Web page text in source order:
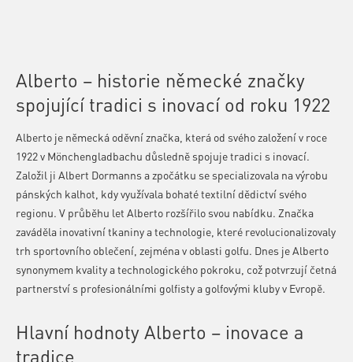
Alberto – historie německé značky
spojující tradici s inovací od roku 1922
Alberto je německá oděvní značka, která od svého založení v roce
1922 v Mönchengladbachu důsledně spojuje tradici s inovací.
Založil ji Albert Dormanns a zpočátku se specializovala na výrobu
pánských kalhot, kdy využívala bohaté textilní dědictví svého
regionu. V průběhu let Alberto rozšířilo svou nabídku. Značka
zaváděla inovativní tkaniny a technologie, které revolucionalizovaly
trh sportovního oblečení, zejména v oblasti golfu. Dnes je Alberto
synonymem kvality a technologického pokroku, což potvrzují četná
partnerství s profesionálními golfisty a golfovými kluby v Evropě.
Hlavní hodnoty Alberto – inovace a
tradice